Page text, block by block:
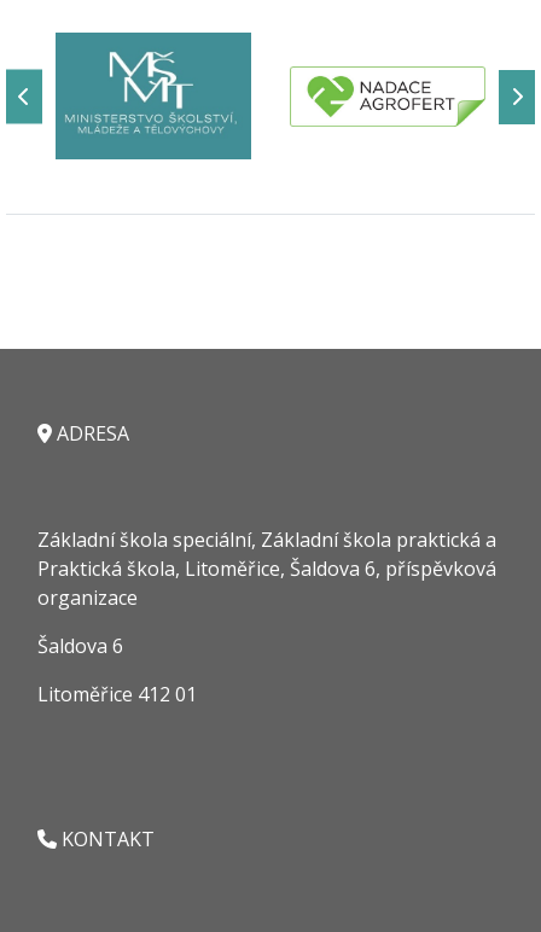
ADRESA
Základní škola speciální, Základní škola praktická a
Praktická škola, Litoměřice, Šaldova 6, příspěvková
organizace
Šaldova 6
Litoměřice 412 01
KONTAKT